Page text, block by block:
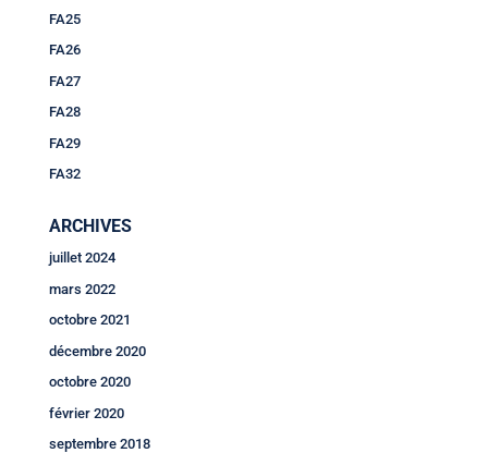
FA25
FA26
FA27
FA28
FA29
FA32
ARCHIVES
juillet 2024
mars 2022
octobre 2021
décembre 2020
octobre 2020
février 2020
septembre 2018